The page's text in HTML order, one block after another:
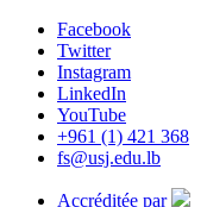
Facebook
Twitter
Instagram
LinkedIn
YouTube
+961 (1) 421 368
fs@usj.edu.lb
Accréditée par